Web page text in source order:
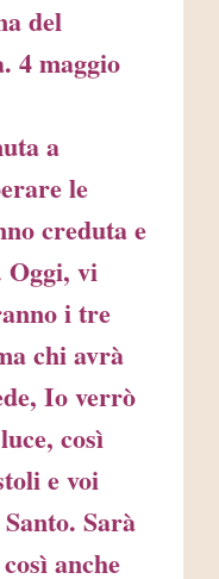
del
4 maggio
a
le
creduta e
Oggi, vi
i tre
chi avrà
Io verrò
così
e voi
Sarà
anche